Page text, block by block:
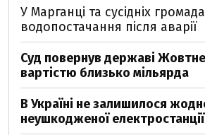
У Марганці та сусідніх
водопостачання після аварії
Суд повернув державі
вартістю близько мільярда
В Україні не залишилося
неушкодженої